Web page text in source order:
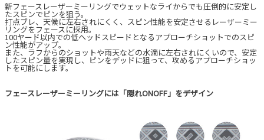
新フェースレーザーミーリングでウェットなライからでも圧倒的に安定し
たスピンでピンを狙う。
打点ブレ、天候に左右されにくく、スピン性能を安定させるレーザーミー
リングをフェースに採用。
100ヤード以内での低ヘッドスピードとなるアプローチショットでのスピ
ン性能がアップ。
また、ラフからのショットや雨天などの水滴に左右されにくいので、安定
したスピン量を実現し、ピンをデッドに狙って、攻めるアプローチショッ
トを可能にします。
フェースレーザーミーリングには「隠れONOFF」をデザイン